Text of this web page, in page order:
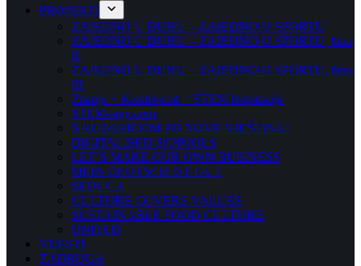
PROJEKTI
ZAJEDNO U DUHU – ZAJEDNO U SPORTU
ZAJEDNO U DUHU – ZAJEDNO U SPORTU, faza
II
ZAJEDNO U DUHU – ZAJEDNO U SPORTU, faza
III
Znanje + Kreativnost = STEM Inspiracija
STEM-anje.com
S RUĐERICOM PO NOVE VJEŠTINE!
DIGITALISED SCHOOLS
LET’S MAKE OUR OWN BUSINESS
MEIN DEUTSCH IST GUT
SEDUCA
CULTURE COVERS VALUES
SUSTAINABLE FOOD CULTURE
UNITED
VIJESTI
ZADRUGA